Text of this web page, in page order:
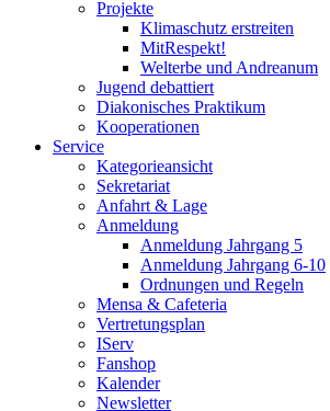
Projekte
Klimaschutz erstreiten
MitRespekt!
Welterbe und Andreanum
Jugend debattiert
Diakonisches Praktikum
Kooperationen
Service
Kategorieansicht
Sekretariat
Anfahrt & Lage
Anmeldung
Anmeldung Jahrgang 5
Anmeldung Jahrgang 6-10
Ordnungen und Regeln
Mensa & Cafeteria
Vertretungsplan
IServ
Fanshop
Kalender
Newsletter